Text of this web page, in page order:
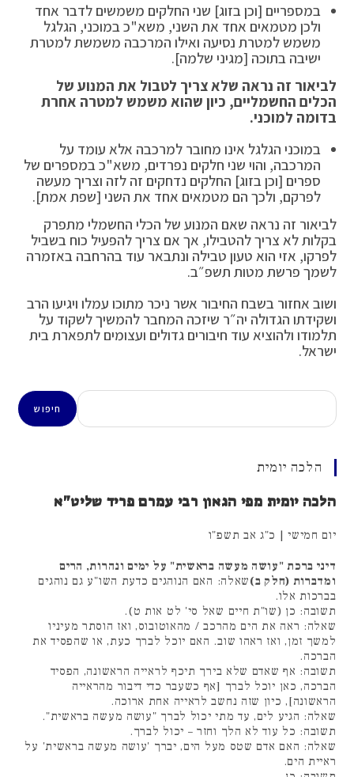
במספריים [וכן בזוג] שני החלקים משמשים לדבר אחד
ולכן מטמאים אחד את השני, משא"כ במוכני, הגלגל
משמש למטרת נסיעה ואילו המרכבה משמשת למטרת
ישיבה בתוכה [מגיני שלמה].
לביאור זה נראה שלא צריך לטבול את המנוע של
הכלים החשמליים, כיון שהוא משמש למטרה אחרת
בדומה למוכני.
במוכני הגלגל אינו מחובר למרכבה אלא עומד על
המרכבה, והוי שני חלקים נפרדים, משא"כ במספרים של
ספרים [וכן בזוג] החלקים נדחקים זה לזה וצריך מעשה
לפרקם, ולכך הם מטמאים אחד את השני [שפת אמת].
לביאור זה נראה שאם המנוע של הכלי החשמלי מתפרק
בקלות לא צריך להטבילו, אך אם צריך להפעיל כוח בשביל
לפרקו, אזי הוא טעון טבילה ונתבאר עוד בהרחבה באזמרה
לשמך פרשת מטות תשפ״ב.
ושוב אחזור בשבח החיבור אשר ניכר מתוכו עמלו ויגיעו הרב
ושקידתו הגדולה יה״ר שיזכה המחבר להמשיך לשקוד על
תלמודו ולהוציא עוד חיבורים גדולים ועצומים לתפארת בית
ישראל.
חיפוש
חיפוש
הלכה יומית
הלכה יומית מפי הגאון רבי עמרם פריד שליט"א
יום חמישי | כ"ג אב תשפ"ו
דיני ברכת "עושה מעשה בראשית" על ימים ונהרות, הרים
ומדברות (חלק ב)שאלה: האם הנוהגים כדעת השו"ע גם נוהגים
בברכות אלו.
תשובה: כן (שו"ת חיים שאל סי' לט אות ט).
שאלה: ראה את הים מהרכב / מהאוטובוס, ואז הוסתר מעיניו
למשך זמן, ואז ראהו שוב. האם יוכל לברך כעת, או שהפסיד את
הברכה.
תשובה: אף שאדם שלא בירך תיכף לראייה הראשונה, הפסיד
הברכה, כאן יוכל לברך [אף כשעבר כדי דיבור מהראייה
הראשונה], כיון שזה נחשב לראייה אחת ארוכה.
שאלה: הגיע לים, עד מתי יכול לברך "עושה מעשה בראשית".
תשובה: כל עוד לא הלך וחזר – יכול לברך.
שאלה: האם אדם שטס מעל הים, יברך 'עושה מעשה בראשית' על
ראיית הים.